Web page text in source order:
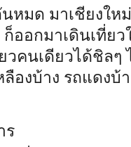
มด มาเชียงให
ออกมาเดินเที่ย
วคนเดียวได้ชิล
องบ้าง รถแดง
ร